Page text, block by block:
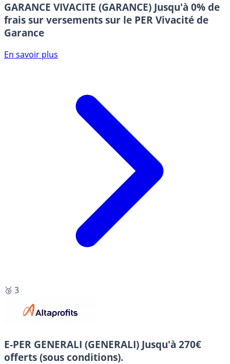
GARANCE VIVACITE (GARANCE) Jusqu'à 0% de
frais sur versements sur le PER Vivacité de
Garance
En savoir plus
🥉 3
E-PER GENERALI (GENERALI) Jusqu'à 270€
offerts (sous conditions).